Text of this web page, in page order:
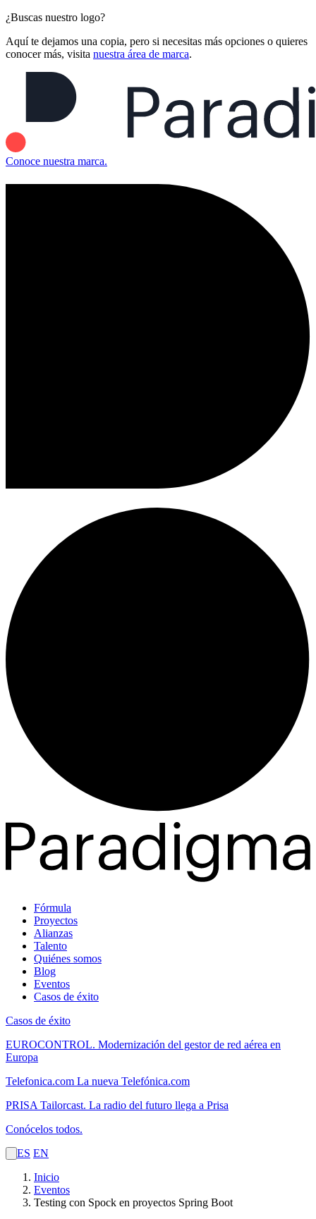
¿Buscas nuestro logo?
Aquí te dejamos una copia, pero si necesitas más opciones o quieres
conocer más, visita nuestra área de marca.
Conoce nuestra marca.
Fórmula
Proyectos
Alianzas
Talento
Quiénes somos
Blog
Eventos
Casos de éxito
Casos de éxito
EUROCONTROL. Modernización del gestor de red aérea en
Europa
Telefonica.com La nueva Telefónica.com
PRISA Tailorcast. La radio del futuro llega a Prisa
Conócelos todos.
ES EN
Inicio
Eventos
Testing con Spock en proyectos Spring Boot